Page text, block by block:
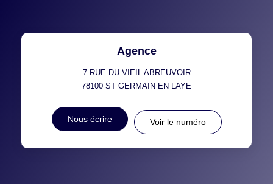
Agence
7 RUE DU VIEIL ABREUVOIR
78100 ST GERMAIN EN LAYE
Nous écrire Voir le numéro